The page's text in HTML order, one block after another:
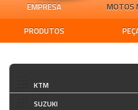
EMPRESA MOTOS
PRODUTOS
KTM
SUZUKI